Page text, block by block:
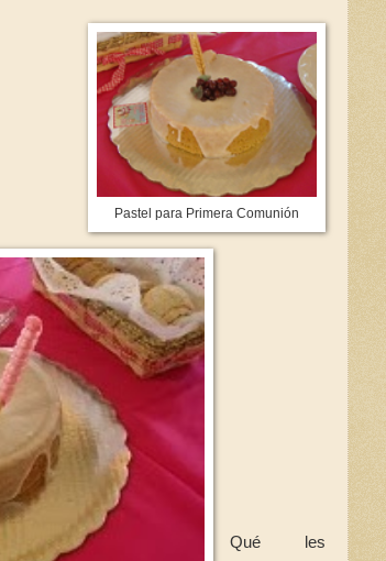
Pastel para Primera Comunión
Qué les